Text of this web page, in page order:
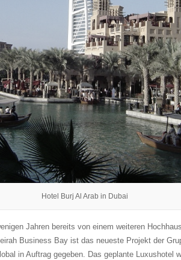
Hotel Burj Al Arab in Dubai
Jahren bereits von einem weiteren
Business Bay ist das neueste Projekt der
in Auftrag gegeben. Das geplante Luxushotel